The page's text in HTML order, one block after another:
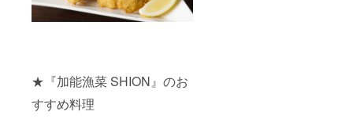
★『加能漁菜 SHION』のお
すすめ料理